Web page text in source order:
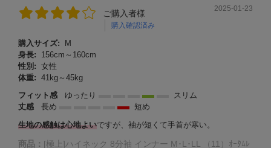
ご購入者様
購入確認済み
2025-01-23
購入サイズ:
M
身長:
156cm～160cm
性別: 女性
体重: 41kg～45kg
フィット感
ゆったり
スリム
丈感
長め
短め
生地の感触は心地よいですが、袖が短くて手首が寒い。
商品： [極上]ハイネック 8分袖 インナー M･L･LL （11）ｵｰﾀﾑﾚ